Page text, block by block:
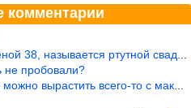
комментарии
называется ртутной свадьбой, гр
не пробовали?
вырастить всего-то с максимально р